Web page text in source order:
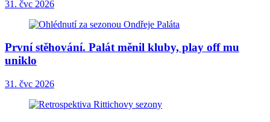
31. čvc 2026
První stěhování. Palát měnil kluby, play off mu
uniklo
31. čvc 2026